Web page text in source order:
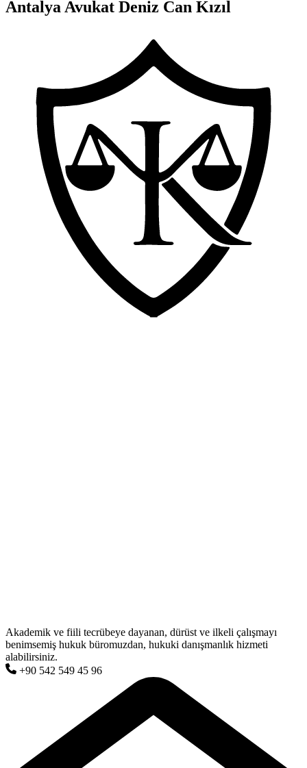
Antalya Avukat Deniz Can Kızıl
Akademik ve fiili tecrübeye dayanan, dürüst ve ilkeli çalışmayı
benimsemiş hukuk büromuzdan, hukuki danışmanlık hizmeti
alabilirsiniz.
+90 542 549 45 96